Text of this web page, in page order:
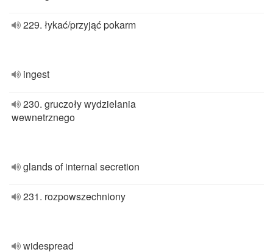
229. łykać/przyjąć pokarm
ingest
230. gruczoły wydzielania
wewnetrznego
glands of internal secretion
231. rozpowszechniony
widespread